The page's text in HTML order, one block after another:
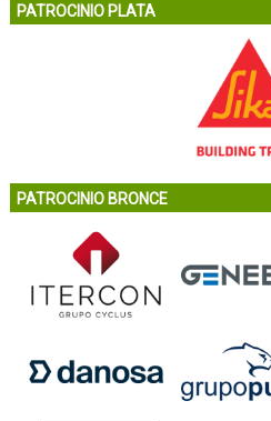
PATROCINIO PLATA
PATROCINIO BRONCE